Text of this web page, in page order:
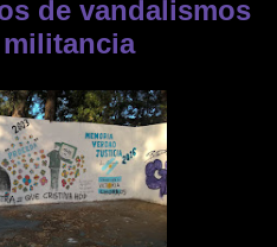
de vandalismos